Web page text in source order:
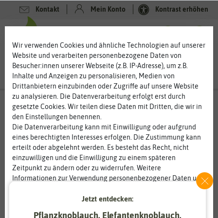
Kontakt Mein Konto Kontrast erhöhen
Wir verwenden Cookies und ähnliche Technologien auf unserer
Website und verarbeiten personenbezogene Daten von
Besucher:innen unserer Webseite (z.B. IP-Adresse), um z.B.
Inhalte und Anzeigen zu personalisieren, Medien von
Drittanbietern einzubinden oder Zugriffe auf unsere Website
zu analysieren. Die Datenverarbeitung erfolgt erst durch
gesetzte Cookies. Wir teilen diese Daten mit Dritten, die wir in
den Einstellungen benennen.
Die Datenverarbeitung kann mit Einwilligung oder aufgrund
eines berechtigten Interesses erfolgen. Die Zustimmung kann
erteilt oder abgelehnt werden. Es besteht das Recht, nicht
einzuwilligen und die Einwilligung zu einem späteren
Zeitpunkt zu ändern oder zu widerrufen. Weitere
Informationen zur Verwendung personenbezogener Daten und
Essenziell Statistik
Jetzt entdecken:
Pflanzknoblauch, Elefantenknoblauch,